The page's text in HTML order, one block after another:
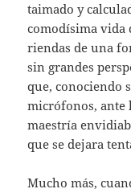
taimado y
comodísima vida
riendas de una
sin grandes
que, conociendo
micrófonos, ante
maestría
que se dejara
Mucho más,